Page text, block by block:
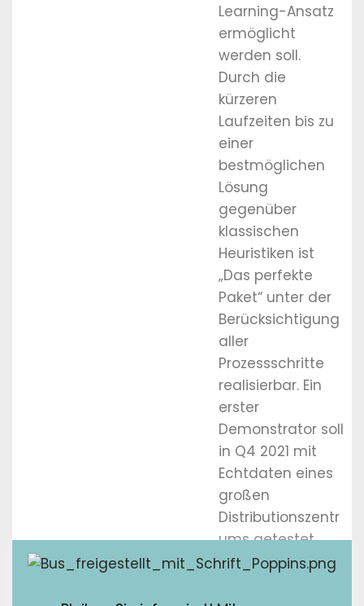
Learning-Ansatz
ermöglicht
werden soll.
Durch die
kürzeren
Laufzeiten bis zu
einer
bestmöglichen
Lösung
gegenüber
klassischen
Heuristiken ist
„Das perfekte
Paket“ unter der
Berücksichtigung
aller
Prozessschritte
realisierbar. Ein
erster
Demonstrator soll
in Q4 2021 mit
Echtdaten eines
großen
Distributionszentr
ums getestet
werden.